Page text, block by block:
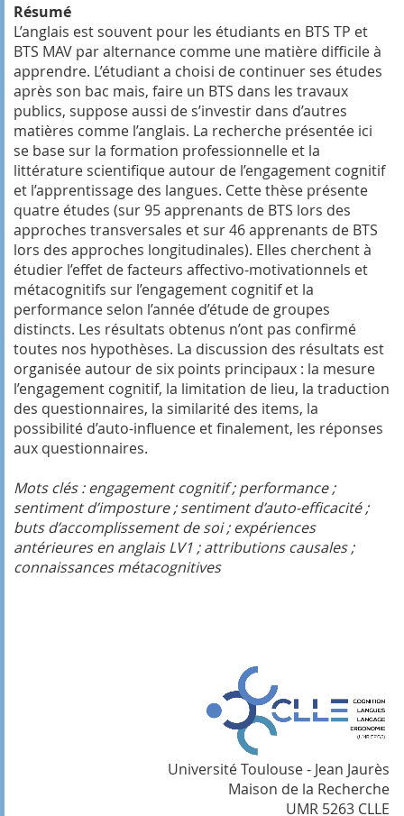
Résumé
L’anglais est souvent pour les étudiants en BTS TP et
BTS MAV par alternance comme une matière difficile à
apprendre. L’étudiant a choisi de continuer ses études
après son bac mais, faire un BTS dans les travaux
publics, suppose aussi de s’investir dans d’autres
matières comme l’anglais. La recherche présentée ici
se base sur la formation professionnelle et la
littérature scientifique autour de l’engagement cognitif
et l’apprentissage des langues. Cette thèse présente
quatre études (sur 95 apprenants de BTS lors des
approches transversales et sur 46 apprenants de BTS
lors des approches longitudinales). Elles cherchent à
étudier l’effet de facteurs affectivo-motivationnels et
métacognitifs sur l’engagement cognitif et la
performance selon l’année d’étude de groupes
distincts. Les résultats obtenus n’ont pas confirmé
toutes nos hypothèses. La discussion des résultats est
organisée autour de six points principaux : la mesure
l’engagement cognitif, la limitation de lieu, la traduction
des questionnaires, la similarité des items, la
possibilité d’auto-influence et finalement, les réponses
aux questionnaires.
Mots clés : engagement cognitif ; performance ;
sentiment d’imposture ; sentiment d’auto-efficacité ;
buts d’accomplissement de soi ; expériences
antérieures en anglais LV1 ; attributions causales ;
connaissances métacognitives
Université Toulouse - Jean Jaurès
Maison de la Recherche
UMR 5263 CLLE